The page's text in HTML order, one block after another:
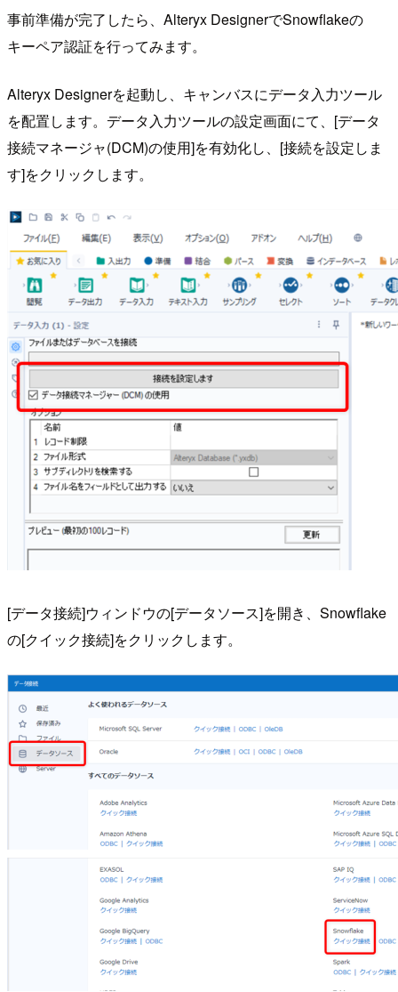
事前準備が完了したら、Alteryx DesignerでSnowflakeの
キーペア認証を行ってみます。
Alteryx Designerを起動し、キャンバスにデータ入力ツール
を配置します。データ入力ツールの設定画面にて、[データ
接続マネージャ(DCM)の使用]を有効化し、[接続を設定しま
す]をクリックします。
[データ接続]ウィンドウの[データソース]を開き、Snowflake
の[クイック接続]をクリックします。